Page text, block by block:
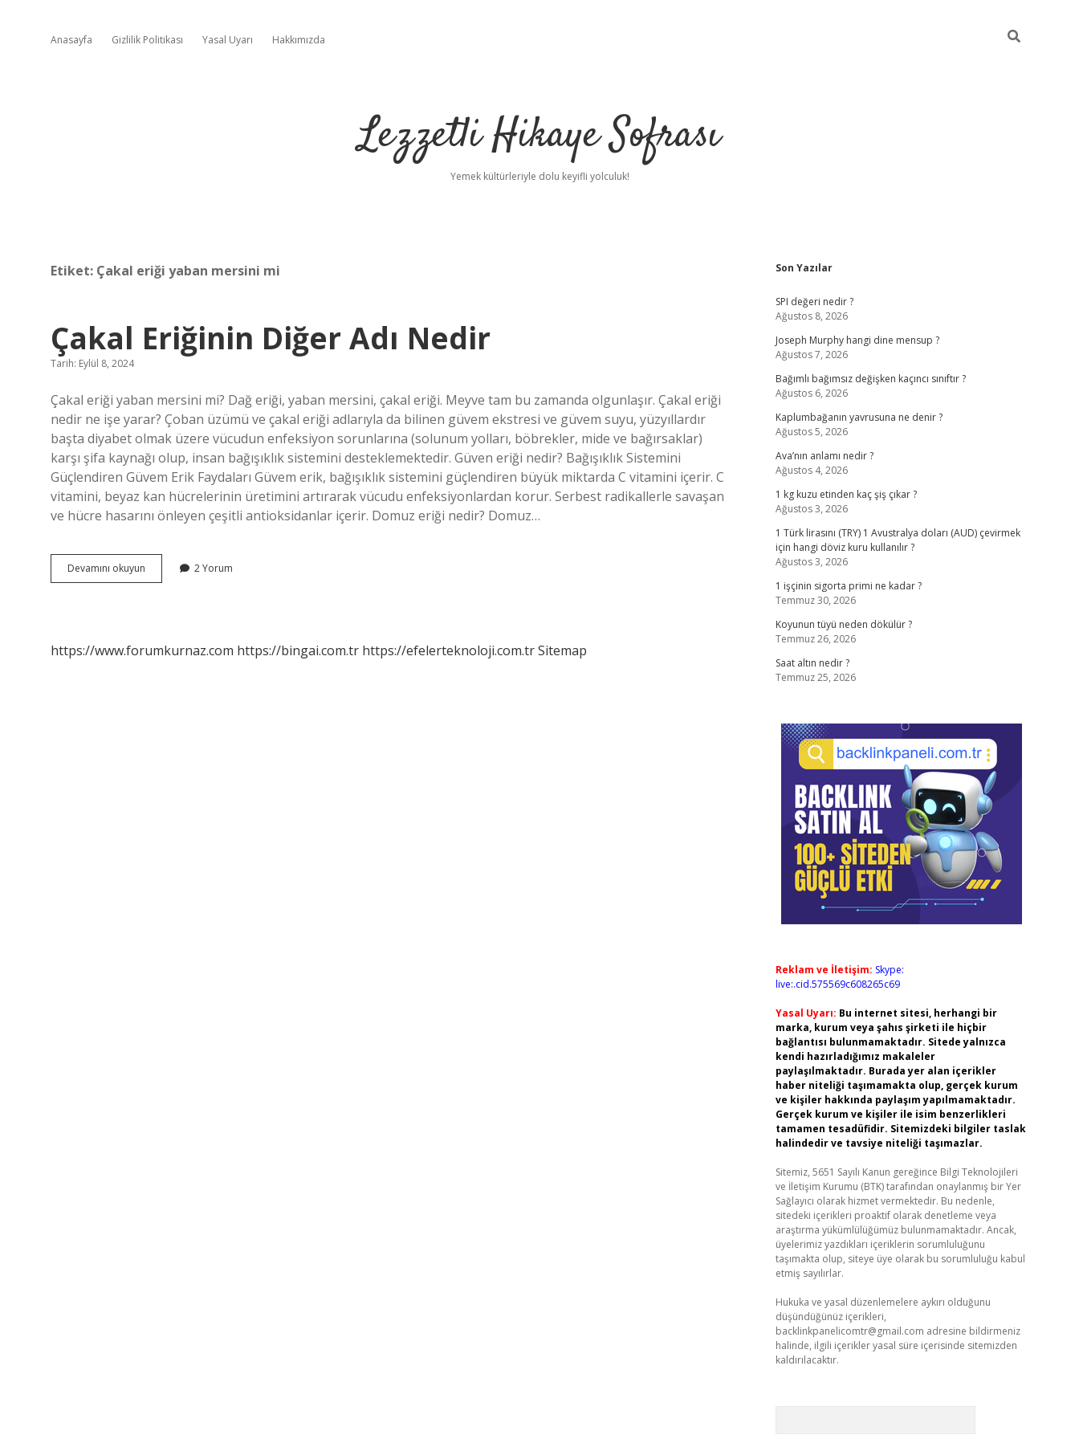
Anasayfa Gizlilik Politikası Yasal Uyarı Hakkımızda
Lezzetli Hikaye Sofrası
Yemek kültürleriyle dolu keyifli yolculuk!
Etiket: Çakal eriği yaban mersini mi
Çakal Eriğinin Diğer Adı Nedir
Tarih: Eylül 8, 2024
Çakal eriği yaban mersini mi? Dağ eriği, yaban mersini, çakal eriği. Meyve tam bu zamanda olgunlaşır. Çakal eriği
nedir ne işe yarar? Çoban üzümü ve çakal eriği adlarıyla da bilinen güvem ekstresi ve güvem suyu, yüzyıllardır
başta diyabet olmak üzere vücudun enfeksiyon sorunlarına (solunum yolları, böbrekler, mide ve bağırsaklar)
karşı şifa kaynağı olup, insan bağışıklık sistemini desteklemektedir. Güven eriği nedir? Bağışıklık Sistemini
Güçlendiren Güvem Erik Faydaları Güvem erik, bağışıklık sistemini güçlendiren büyük miktarda C vitamini içerir. C
vitamini, beyaz kan hücrelerinin üretimini artırarak vücudu enfeksiyonlardan korur. Serbest radikallerle savaşan
ve hücre hasarını önleyen çeşitli antioksidanlar içerir. Domuz eriği nedir? Domuz…
Devamını okuyun
Eriğinin
2 Yorum
https://www.forumkurnaz.com https://bingai.com.tr https://efelerteknoloji.com.trSitemap
Sidebar
Son Yazılar
SPI değeri nedir ?
Ağustos 8, 2026
Joseph Murphy hangi dine mensup ?
Ağustos 7, 2026
Bağımlı bağımsız değişken kaçıncı sınıftır ?
Ağustos 6, 2026
Kaplumbağanın yavrusuna ne denir ?
Ağustos 5, 2026
Ava’nın anlamı nedir ?
Ağustos 4, 2026
1 kg kuzu etinden kaç şiş çıkar ?
Ağustos 3, 2026
1 Türk lirasını (TRY) 1 Avustralya doları (AUD) çevirmek
için hangi döviz kuru kullanılır ?
Ağustos 3, 2026
1 işçinin sigorta primi ne kadar ?
Temmuz 30, 2026
Koyunun tüyü neden dökülür ?
Temmuz 26, 2026
Saat altın nedir ?
Temmuz 25, 2026
Reklam ve İletişim: Skype:
live:.cid.575569c608265c69
Yasal Uyarı: Bu internet sitesi, herhangi bir
marka, kurum veya şahıs şirketi ile hiçbir
bağlantısı bulunmamaktadır. Sitede yalnızca
kendi hazırladığımız makaleler
paylaşılmaktadır. Burada yer alan içerikler
haber niteliği taşımamakta olup, gerçek kurum
ve kişiler hakkında paylaşım yapılmamaktadır.
Gerçek kurum ve kişiler ile isim benzerlikleri
tamamen tesadüfidir. Sitemizdeki bilgiler taslak
halindedir ve tavsiye niteliği taşımazlar.
Sitemiz, 5651 Sayılı Kanun gereğince Bilgi Teknolojileri
ve İletişim Kurumu (BTK) tarafından onaylanmış bir Yer
Sağlayıcı olarak hizmet vermektedir. Bu nedenle,
sitedeki içerikleri proaktif olarak denetleme veya
araştırma yükümlülüğümüz bulunmamaktadır. Ancak,
üyelerimiz yazdıkları içeriklerin sorumluluğunu
taşımakta olup, siteye üye olarak bu sorumluluğu kabul
etmiş sayılırlar.
Hukuka ve yasal düzenlemelere aykırı olduğunu
düşündüğünüz içerikleri,
backlinkpanelicomtr@gmail.com adresine bildirmeniz
halinde, ilgili içerikler yasal süre içerisinde sitemizden
kaldırılacaktır.